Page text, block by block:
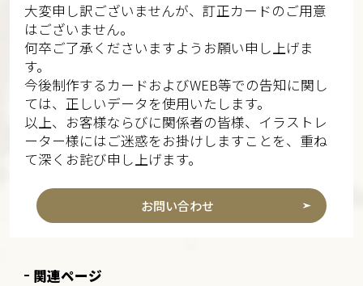
大変申し訳ございませんが、訂正カードのご用意
はございません。
何卒ご了承くださいますようお願い申し上げま
す。
今後制作するカードおよびWEB等での告知に関し
ては、正しいデータを使用いたします。
以上、お客様ならびに関係者の皆様、イラストレ
ーター様にはご迷惑をお掛けしますことを、重ね
て深くお詫び申し上げます。
お問い合わせ
関連ページ